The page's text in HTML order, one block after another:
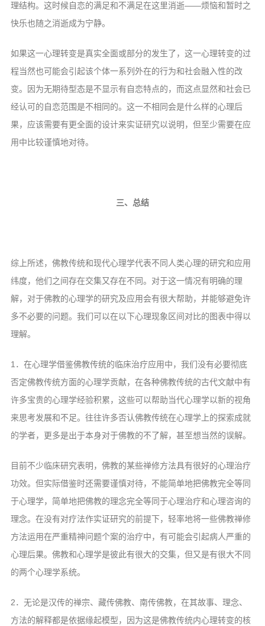
理结构。这时候自恋的满足和不满足在这里消逝——烦恼和暂时之
快乐也随之消逝成为宁静。
如果这一心理转变是真实全面或部分的发生了，这一心理转变的过
程当然也可能会引起该个体一系列外在的行为和社会融入性的改
变。因为无期待型态是不显示有自恋特点的，而这点显然和社会已
经认可的自恋范围是不相同的。这一不相同会是什么样的心理后
果，应该需要有更全面的设计来实证研究以说明，但至少需要在应
用中比较谨慎地对待。
三、总结
综上所述，佛教传统和现代心理学代表不同人类心理的研究和应用
纬度，他们之间存在交集又存在不同。对于这一情况有明确的理
解，对于佛教的心理学的研究及应用会有很大帮助，并能够避免许
多不必要的问题。我们可以在以下心理现象区间对比的图表中得以
理解。
1．在心理学借鉴佛教传统的临床治疗应用中，我们没有必要彻底
否定佛教传统方面的心理学贡献，在各种佛教传统的古代文献中有
许多宝贵的心理学经验积累，这些可以帮助当代心理学以新的视角
来思考发展和不足。往往许多否认佛教传统在心理学上的探索成就
的学者，更多是出于本身对于佛教的不了解，甚至想当然的误解。
目前不少临床研究表明，佛教的某些禅修方法具有很好的心理治疗
功效。但实际借鉴时还需要谨慎对待，不能简单地把佛教完全等同
于心理学，简单地把佛教的理念完全等同于心理治疗和心理咨询的
理念。在没有对疗法作实证研究的前提下，轻率地将一些佛教禅修
方法运用在严重精神问题个案的治疗中，有可能会引起病人严重的
心理后果。佛教和心理学是彼此有很大的交集，但又是有很大不同
的两个心理学系统。
2．无论是汉传的禅宗、藏传佛教、南传佛教，在其故事、理念、
方法的解释都是依据缘起模型，因为这是佛教传统内心理转变的核